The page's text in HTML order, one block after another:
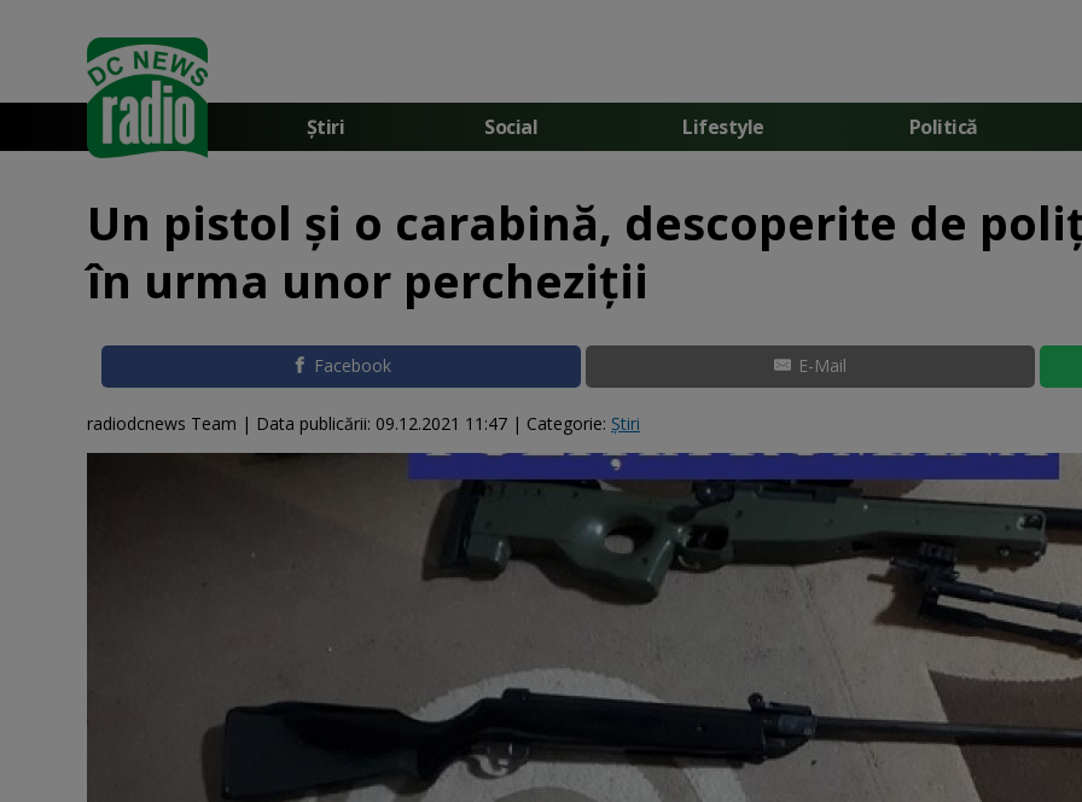
Știri Social Lifestyle Politică
Un pistol şi o carabină, descoperite de
în urma unor percheziţii
Facebook E-Mail
radiodcnews Team | Data publicării: 09.12.2021 11:47 | Categorie: Știri